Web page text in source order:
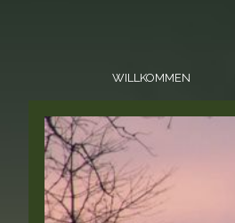
WILLKOMMEN